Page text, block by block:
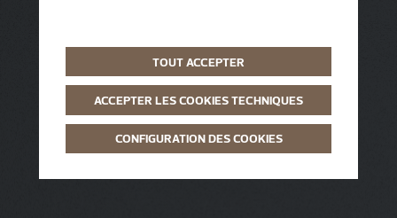
TOUT ACCEPTER
ACCEPTER LES COOKIES TECHNIQUES
CONFIGURATION DES COOKIES